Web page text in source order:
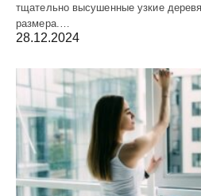
тщательно высушенные узкие
размера.…
28.12.2024